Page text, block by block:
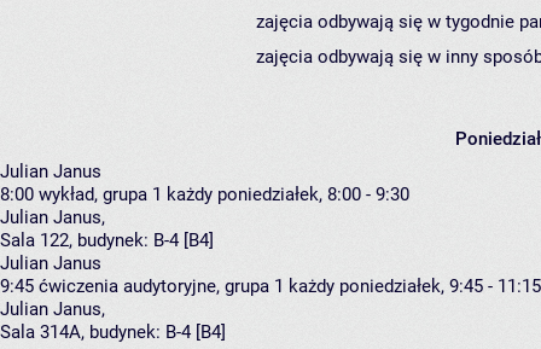
zajęcia odbywają się w tygodnie
zajęcia odbywają się w inny
Julian Janus
8:00 wykład, grupa 1 każdy poniedziałek, 8:00 - 9:30
Julian Janus,
Sala 122, budynek: B-4 [B4]
Julian Janus
9:45 ćwiczenia audytoryjne, grupa 1 każdy poniedziałek, 9:45 - 11:15
Julian Janus,
Sala 314A, budynek: B-4 [B4]